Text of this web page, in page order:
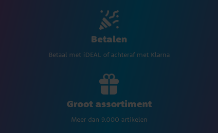
Betalen
Betaal met iDEAL of achteraf met Klarna
Groot assortiment
Meer dan 9.000 artikelen